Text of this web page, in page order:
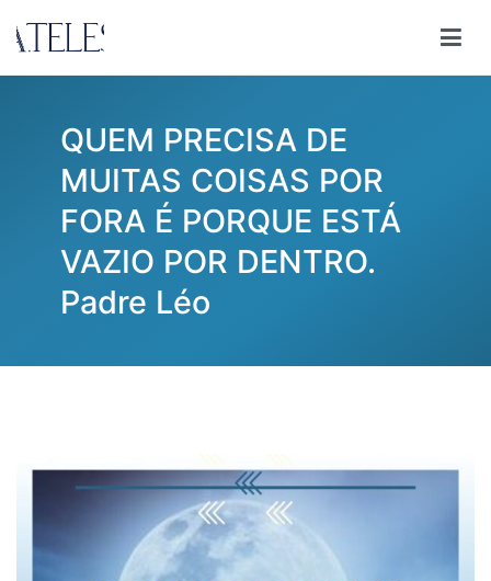
para
QUEM PRECISA DE
MUITAS COISAS POR
FORA É PORQUE ESTÁ
VAZIO POR DENTRO.
Padre Léo